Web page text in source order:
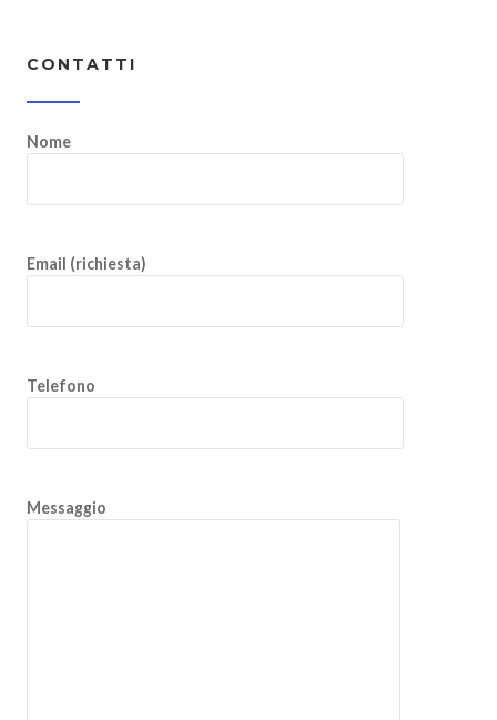
CONTATTI
Nome
Email (richiesta)
Telefono
Messaggio